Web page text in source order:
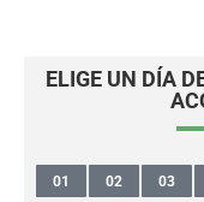
ELIGE UN DÍA
01 02 03